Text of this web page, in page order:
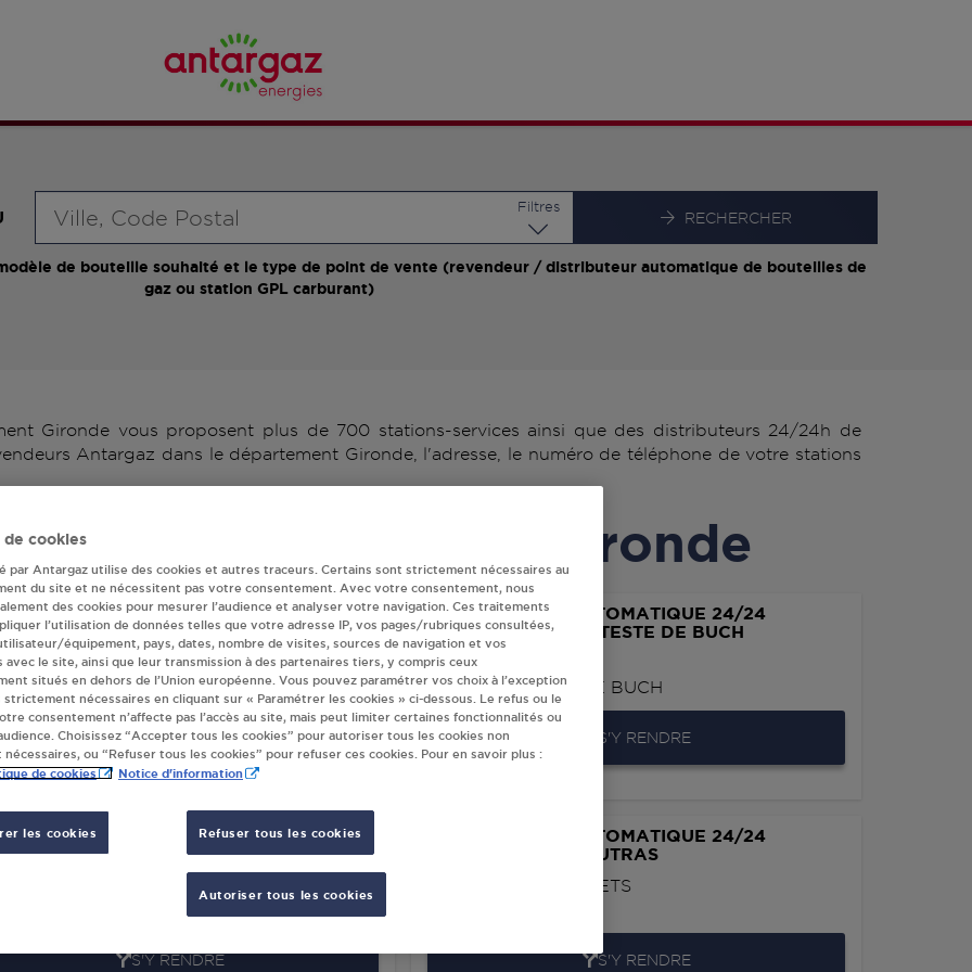
Filtres
RECHERCHER
de bouteille souhaité et le type de point de vente (revendeur / distributeur automatique de bouteilles de
gaz ou station GPL carburant)
Gironde vous proposent plus de 700 stations-services ainsi que des distributeurs 24/24h de
Antargaz dans le département Gironde, l'adresse, le numéro de téléphone de votre stations
Antargaz en Gironde
AUTOMATIQUE 24/24
AVENSAN
DE BORDEAUX
AVENSAN
S'Y RENDRE
DISTRIBUTEUR AUTOMATIQUE 24/24
INTERMARCHE LA TESTE DE BUCH
RUE LAGRUA
33260LA TESTE DE BUCH
S'Y RENDRE
MARKET SOULAC SOULAC SUR
S'Y RENDRE
DISTRIBUTEUR AUTOMATIQUE 24/24
INTERMARCHE COUTRAS
2 RUE DES BOUQUETS
S'Y RENDRE
de cookies
par Antargaz utilise des cookies et autres traceurs. Certains sont strictement nécessaires au
du site et ne nécessitent pas votre consentement. Avec votre consentement, nous
des cookies pour mesurer l’audience et analyser votre navigation. Ces traitements
l’utilisation de données telles que votre adresse IP, vos pages/rubriques consultées,
équipement, pays, dates, nombre de visites, sources de navigation et vos
avec le site, ainsi que leur transmission à des partenaires tiers, y compris ceux
situés en dehors de l’Union européenne. Vous pouvez paramétrer vos choix à l’exception
strictement nécessaires en cliquant sur « Paramétrer les cookies » ci-dessous. Le refus ou le
consentement n’affecte pas l’accès au site, mais peut limiter certaines fonctionnalités ou
Choisissez “Accepter tous les cookies” pour autoriser tous les cookies non
ou “Refuser tous les cookies” pour refuser ces cookies. Pour en savoir plus :
de cookies Notice d'information
les cookies Refuser tous les cookies
Autoriser tous les cookies